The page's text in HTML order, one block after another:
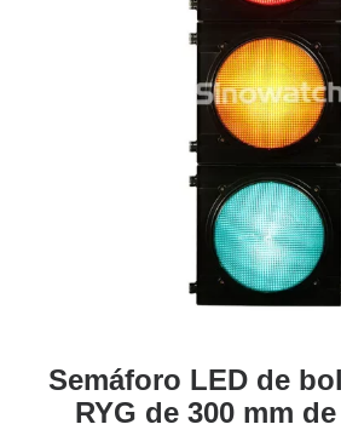
Semáforo LED de
RYG de 300 mm